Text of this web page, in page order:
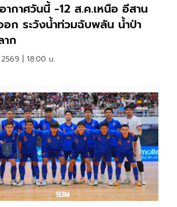
ากาศวันนี้ -12 ส.ค.เหนือ อีสาน
อก ระวังน้ำท่วมฉับพลัน น้ำป่า
าก
| 18:00 น.